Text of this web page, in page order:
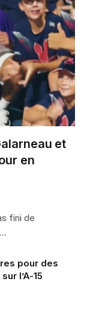
et
en
fini de
pour des
l’A-15